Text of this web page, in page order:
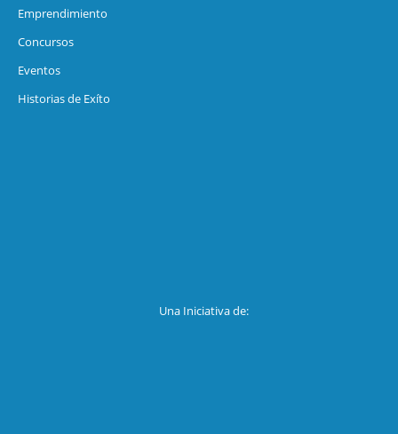
Emprendimiento
Concursos
Eventos
Historias de Exíto
Una Iniciativa de: